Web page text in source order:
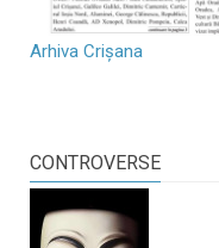
Arhiva Crișana
CONTROVERSE